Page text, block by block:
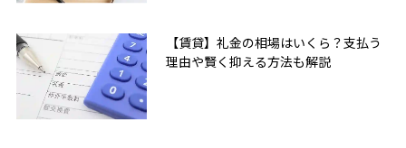
【賃貸】礼金の相場はいくら？支払う
理由や賢く抑える方法も解説